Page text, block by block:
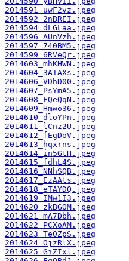
2014591_uwF2vz.jpeg
2014592_2nBREI.jpeg
2014594_dLGLaa.jpeg
2014596_AUnVzh.jpeg
2014597_740BM5.jpeg
2014599_6RVeQr.jpeg
2014603_mhKHWN.jpeg
2014604_3AIAXs.jpeg
2014606_VDhD00.jpeg
2014607_PsYmA5.jpeg
2014608_FQeQqN.jpeg
2014609_Hmwo36.jpeg
2014610_dloYPn.jpeg
2014611_lCnz2U.jpeg
2014612_fEgDoV.jpeg
2014613_hqxrns.jpeg
2014614_in5GtH.jpeg
2014615_fdhL4S.jpeg
2014616_NNhSQB.jpeg
2014617_EzAAts.jpeg
2014618_eTAYDQ.jpeg
2014619_IMw1I3.jpeg
2014620_zkBGOM.jpeg
2014621_mA7Dbh.jpeg
2014622_PCXoAM.jpeg
2014623_Te0ZpS.jpeg
2014624_OjzRlX.jpeg
2014625_GiZIxl.jpeg